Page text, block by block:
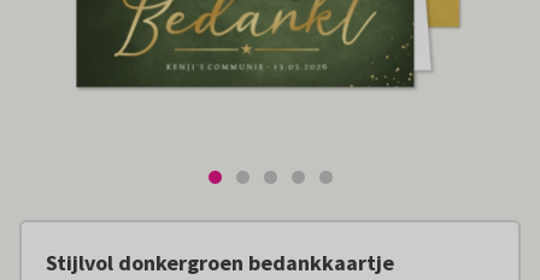
Stijlvol donkergroen bedankkaartje